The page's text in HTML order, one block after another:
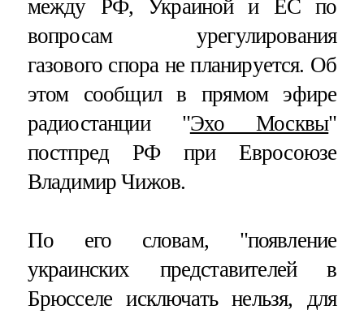
между РФ, Украиной и ЕС по
вопросам урегулирования
газового спора не планируется. Об
этом сообщил в прямом эфире
радиостанции "Эхо Москвы"
постпред РФ при Евросоюзе
Владимир Чижов.
По его словам, "появление
украинских представителей в
Брюсселе исключать нельзя, для